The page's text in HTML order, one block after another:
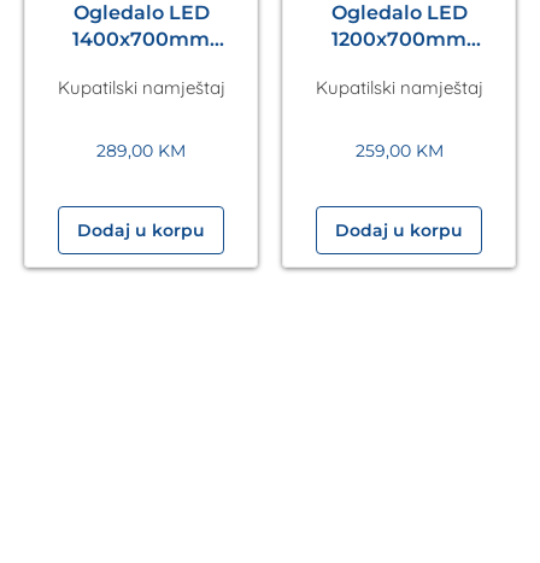
Ogledalo LED
1400x700mm
Kupatilski namještaj
289,00 KM
Dodaj u korpu
Ogledalo LED
1200x700mm
Kupatilski namještaj
259,00 KM
Dodaj u korpu